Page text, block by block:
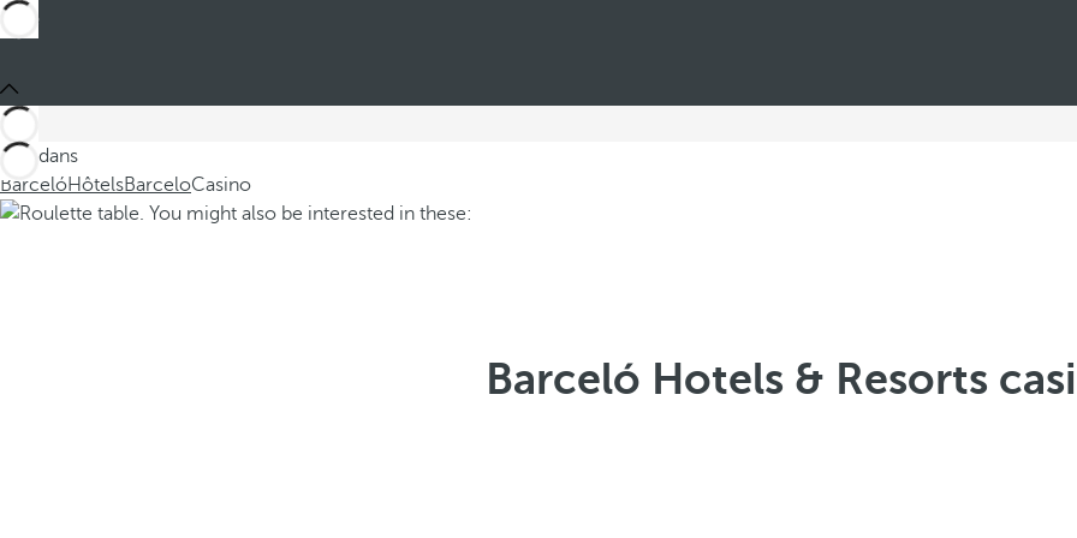
Ces dans
BarcelóHôtelsBarceloCasino
Barceló Hotels & Resorts